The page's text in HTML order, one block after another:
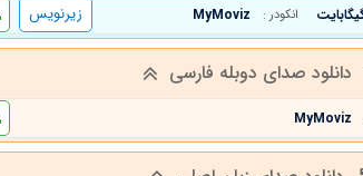
انکودر : MyMoviz زیرنویس
دانلود صدای دوبله فارسی
MyMoviz